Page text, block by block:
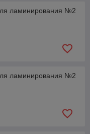
ламинирования №2
ламинирования №2